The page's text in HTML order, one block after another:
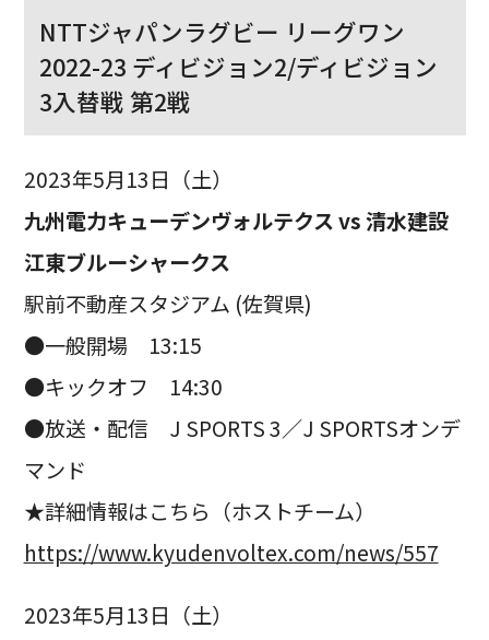
NTTジャパンラグビー リーグワン
2022-23 ディビジョン2/ディビジョン
3入替戦 第2戦
2023年5月13日（土）
九州電力キューデンヴォルテクス vs 清水建設
江東ブルーシャークス
駅前不動産スタジアム (佐賀県)
●一般開場 13:15
●キックオフ 14:30
●放送・配信 J SPORTS 3／J SPORTSオンデ
マンド
★詳細情報はこちら（ホストチーム）
https://www.kyudenvoltex.com/news/557
2023年5月13日（土）